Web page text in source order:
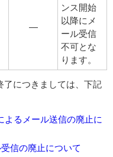
―
ンス開始
以降にメ
ール受信
不可とな
ります。
了につきましては、下記
よるメール送信の廃止に
信の廃止について